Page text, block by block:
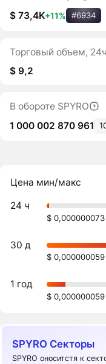
$ 73,4K+11% #6934
Торговый объем, 24ч
$ 9,2
В обороте SPYRO
1 000 002 870 961
Цена мин/макс
24 ч
$ 0,000000073
30 д
$ 0,000000059
1 год
$ 0,000000059
SPYRO Секторы
SPYRO оноситстя к